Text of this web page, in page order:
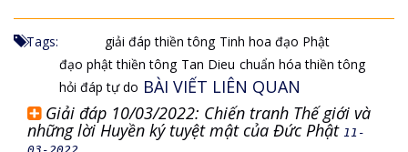
Tags: giải đáp thiền tông Tinh hoa đạo Phật
đạo phật thiền tông Tan Dieu chuẩn hóa thiền tông
hỏi đáp tự do BÀI VIẾT LIÊN QUAN
Giải đáp 10/03/2022: Chiến tranh Thế giới và
những lời Huyền ký tuyệt mật của Đức Phật 11-